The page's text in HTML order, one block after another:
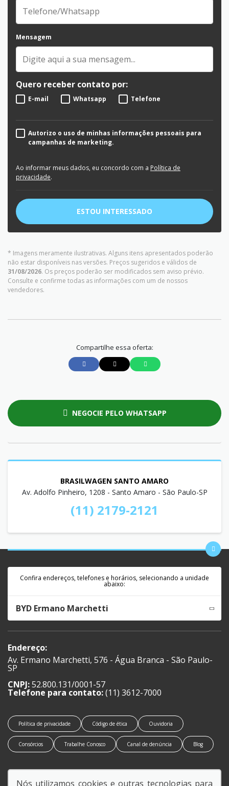
Mensagem
Quero receber contato por:
E-mail Whatsapp Telefone
Autorizo o uso de minhas informações pessoais para
campanhas de marketing.
Ao informar meus dados, eu concordo com a Política de
privacidade.
ESTOU INTERESSADO
* Imagens meramente ilustrativas. Alguns itens apresentados poderão
não estar disponíveis nas versões. Preços sugeridos e válidos de
31/08/2026. Os preços poderão ser modificados sem aviso prévio.
Consulte e confirme todas as informações com um de nossos
vendedores.
Compartilhe essa oferta:
NEGOCIE PELO WHATSAPP
BRASILWAGEN SANTO AMARO
Av. Adolfo Pinheiro, 1208 - Santo Amaro - São Paulo-SP
(11) 2179-2121
Confira endereços, telefones e horários, selecionando a unidade
abaixo:
BYD Ermano Marchetti
Endereço:
Av. Ermano Marchetti, 576 - Água Branca - São Paulo-
SP
CNPJ:52.800.131/0001-57
Telefone para contato:(11) 3612-7000
Política de privacidade Código de ética Ouvidoria
Consórcios Trabalhe Conosco Canal de denúncia Blog
Nós utilizamos cookies e outras tecnologias para